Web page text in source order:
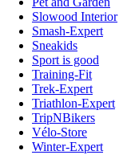
Slowood Interior
Smash-Expert
Sneakids
Sport is good
Training-Fit
Trek-Expert
Triathlon-Expert
TripNBikers
Vélo-Store
Winter-Expert